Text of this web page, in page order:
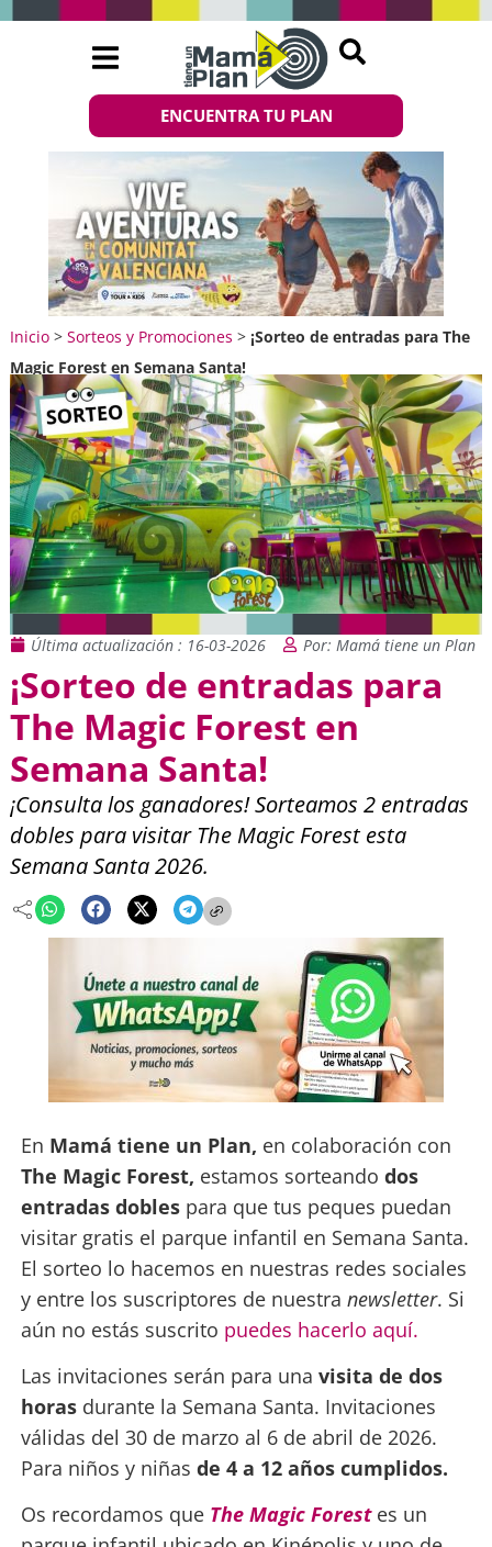
ENCUENTRA TU PLAN
Inicio> Sorteos y Promociones > ¡Sorteo de entradas para The
Magic Forest en Semana Santa!
Última actualización : 16-03-2026 Por: Mamá tiene un Plan
¡Sorteo de entradas para
The Magic Forest en
Semana Santa!
¡Consulta los ganadores! Sorteamos 2 entradas
dobles para visitar The Magic Forest esta
Semana Santa 2026.
En Mamá tiene un Plan, en colaboración con
The Magic Forest, estamos sorteando dos
entradas dobles para que tus peques puedan
visitar gratis el parque infantil en Semana Santa.
El sorteo lo hacemos en nuestras redes sociales
y entre los suscriptores de nuestra newsletter. Si
aún no estás suscrito puedes hacerlo aquí.
Las invitaciones serán para una visita de dos
horasdurante la Semana Santa. Invitaciones
válidas del 30 de marzo al 6 de abril de 2026.
Para niños y niñas de 4 a 12 años cumplidos.
Os recordamos que The Magic Forestes un